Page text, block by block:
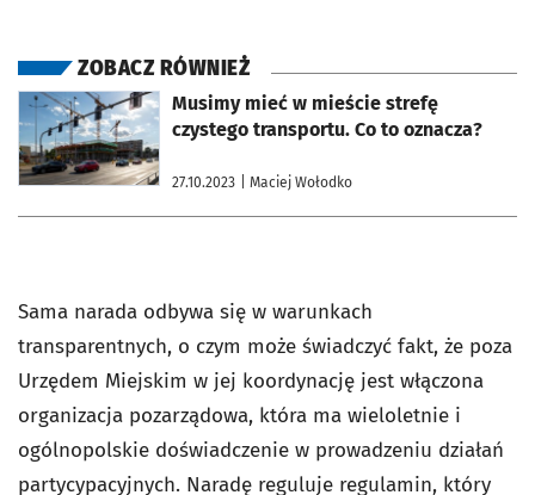
ZOBACZ RÓWNIEŻ
Musimy mieć w mieście strefę
czystego transportu. Co to oznacza?
27.10.2023 | Maciej Wołodko
otworzy się w nowej karcie
Sama narada odbywa się w warunkach
transparentnych, o czym może świadczyć fakt, że poza
Urzędem Miejskim w jej koordynację jest włączona
organizacja pozarządowa, która ma wieloletnie i
ogólnopolskie doświadczenie w prowadzeniu działań
partycypacyjnych. Naradę reguluje regulamin, który